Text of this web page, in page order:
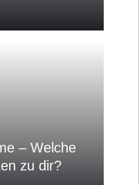
– Welche
zu dir?